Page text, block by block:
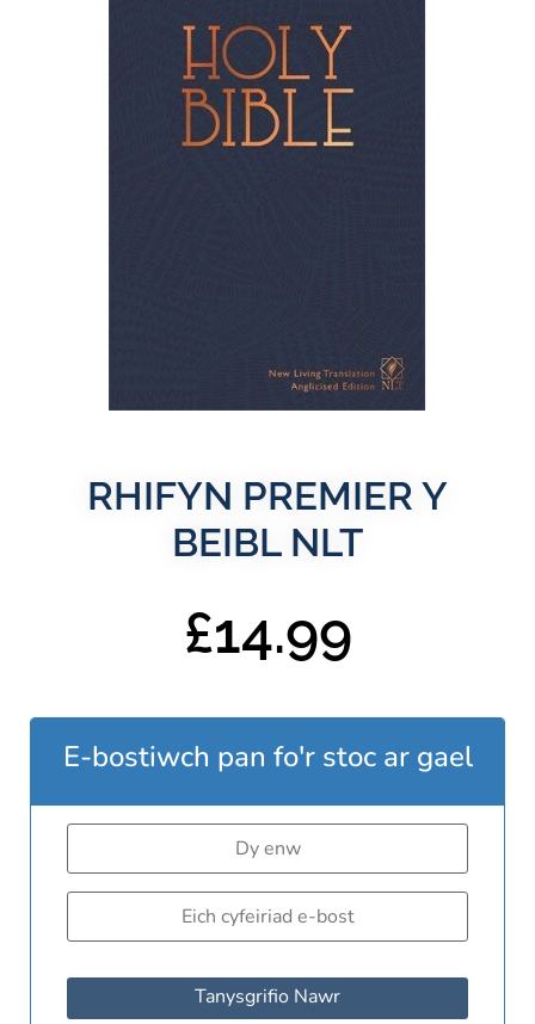
RHIFYN PREMIER Y
BEIBL NLT
£14.99
E-bostiwch pan fo'r stoc ar gael
Tanysgrifio Nawr